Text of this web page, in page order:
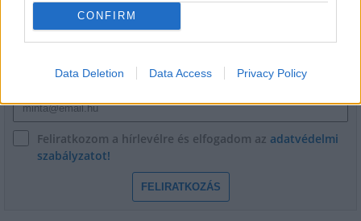
CONFIRM
Data Deletion Data Access Privacy Policy
Név
Feliratkozom a hírlevélre és elfogadom az adatvédelmi
szabályzatot!
FELIRATKOZÁS